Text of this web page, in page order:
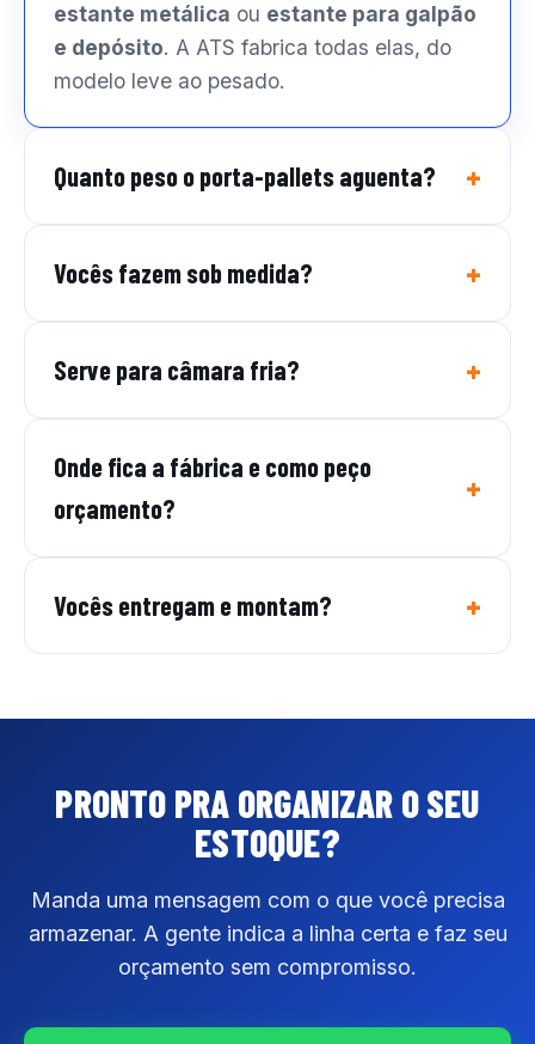
estante metálica ou estante para galpão
e depósito. A ATS fabrica todas elas, do
modelo leve ao pesado.
Quanto peso o porta-pallets aguenta?
Vocês fazem sob medida?
Serve para câmara fria?
Onde fica a fábrica e como peço
orçamento?
Vocês entregam e montam?
PRONTO PRA ORGANIZAR O SEU
ESTOQUE?
Manda uma mensagem com o que você precisa
armazenar. A gente indica a linha certa e faz seu
orçamento sem compromisso.